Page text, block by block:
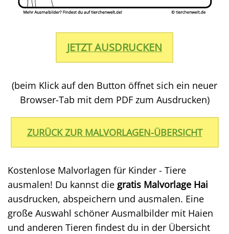
JETZT AUSDRUCKEN
(beim Klick auf den Button öffnet sich ein neuer
Browser-Tab mit dem PDF zum Ausdrucken)
ZURÜCK ZUR MALVORLAGEN-ÜBERSICHT
Kostenlose Malvorlagen für Kinder - Tiere
ausmalen! Du kannst die gratis Malvorlage Hai
ausdrucken, abspeichern und ausmalen. Eine
große Auswahl schöner Ausmalbilder mit Haien
und anderen Tieren findest du in der Übersicht